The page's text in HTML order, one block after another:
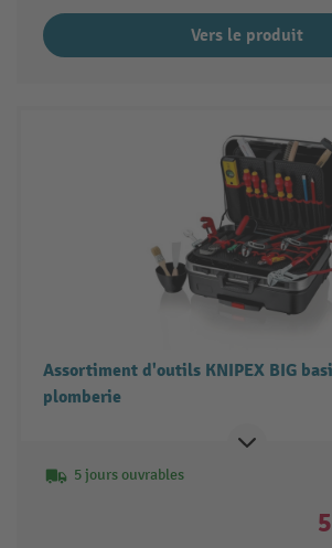
Vers le produit
Assortiment d'outils KNIPEX BIG
plomberie
5 jours ouvrables